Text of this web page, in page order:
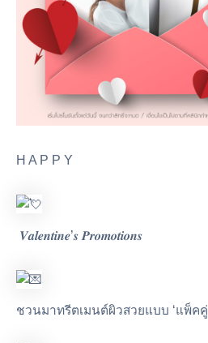
H A P P Y
𝑽𝒂𝒍𝒆𝒏𝒕𝒊𝒏𝒆’𝒔 𝑷𝒓𝒐𝒎𝒐𝒕𝒊𝒐𝒏𝒔
ชวนมาทรีตเมนต์ผิวสวยแบบ ‘แพ็คคู่